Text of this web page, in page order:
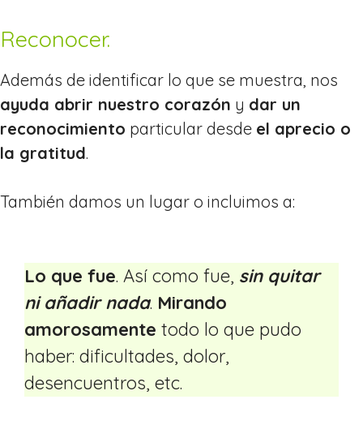
Reconocer.
Además de identificar lo que se muestra, nos
ayuda abrir nuestro corazón y dar un
reconocimiento particular desde el aprecio o
la gratitud.
También damos un lugar o incluimos a:
Lo que fue. Así como fue, sin quitar
ni añadir nada. Mirando
amorosamente todo lo que pudo
haber: dificultades, dolor,
desencuentros, etc.